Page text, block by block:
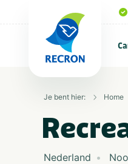
Je bent hier: Home
Nederland